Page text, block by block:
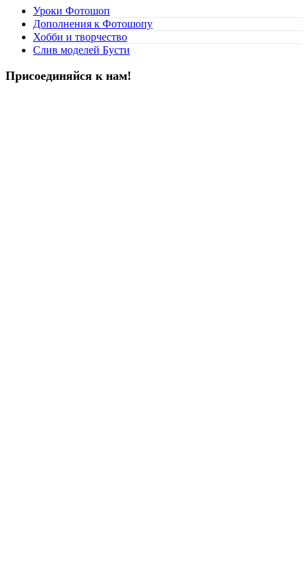
Уроки Фотошоп
Дополнения к Фотошопу
Хобби и творчество
Слив моделей Бусти
Присоединяйся к нам!